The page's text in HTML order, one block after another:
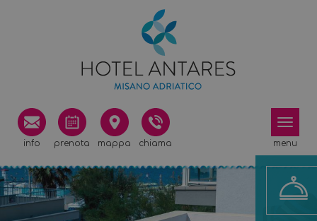
info prenota mappa chiama menu